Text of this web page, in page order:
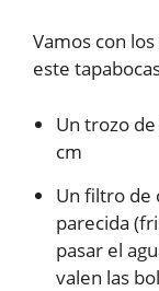
Vamos con
este
Un trozo
cm
Un filtro de
parecida
pasar el
valen las